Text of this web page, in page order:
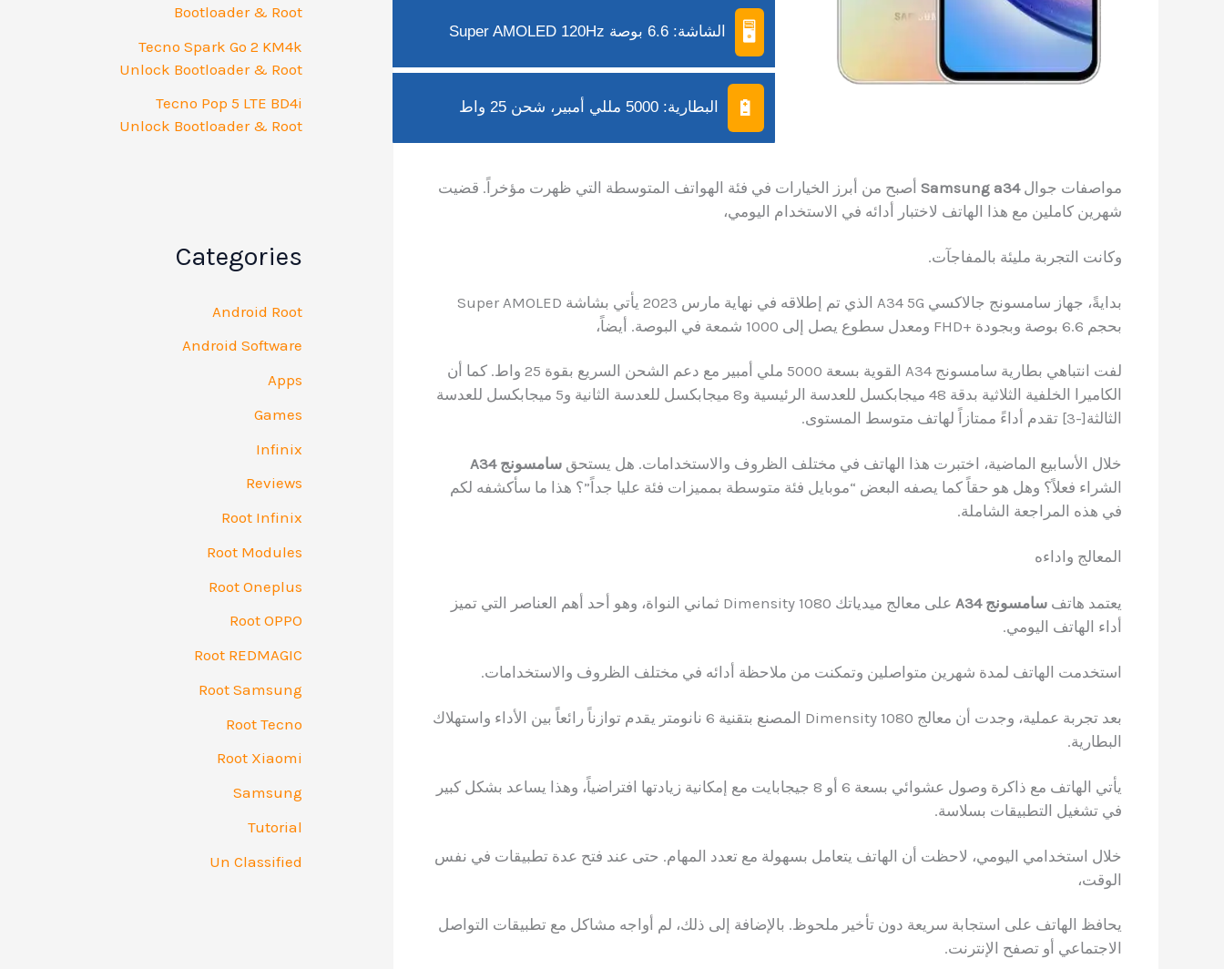
🖥️ الشاشة: 6.6 بوصة Super AMOLED 120Hz
🔋 البطارية: 5000 مللي أمبير، شحن 25 واط
مواصفات جوال Samsung a34
أصبح من أبرز الخيارات في فئة الهواتف المتوسطة التي ظهرت مؤخراً. قضيت
شهرين كاملين مع هذا الهاتف لاختبار أدائه في الاستخدام اليومي،
وكانت التجربة مليئة بالمفاجآت.
بدايةً، جهاز سامسونج جالاكسي A34 5G الذي تم إطلاقه في نهاية مارس 2023 يأتي بشاشة Super AMOLED
بحجم 6.6 بوصة وبجودة +FHD ومعدل سطوع يصل إلى 1000 شمعة في البوصة. أيضاً،
لفت انتباهي بطارية سامسونج A34 القوية بسعة 5000 ملي أمبير مع دعم الشحن السريع بقوة 25 واط. كما أن
الكاميرا الخلفية الثلاثية بدقة 48 ميجابكسل للعدسة الرئيسية و8 ميجابكسل للعدسة الثانية و5 ميجابكسل للعدسة
الثالثة[-3] تقدم أداءً ممتازاً لهاتف متوسط المستوى.
خلال الأسابيع الماضية، اختبرت هذا الهاتف في مختلف الظروف والاستخدامات. هل يستحق سامسونج A34
الشراء فعلاً؟ وهل هو حقاً كما يصفه البعض “موبايل فئة متوسطة بمميزات فئة عليا جداً”؟ هذا ما سأكشفه لكم
في هذه المراجعة الشاملة.
المعالج واداءه
يعتمد هاتف سامسونج A34
على معالج ميدياتك Dimensity 1080 ثماني النواة، وهو أحد أهم العناصر التي تميز
أداء الهاتف اليومي.
استخدمت الهاتف لمدة شهرين متواصلين وتمكنت من ملاحظة أدائه في مختلف الظروف والاستخدامات.
بعد تجربة عملية، وجدت أن معالج Dimensity 1080 المصنع بتقنية 6 نانومتر يقدم توازناً رائعاً بين الأداء واستهلاك
البطارية.
يأتي الهاتف مع ذاكرة وصول عشوائي بسعة 6 أو 8 جيجابايت مع إمكانية زيادتها افتراضياً، وهذا يساعد بشكل كبير
في تشغيل التطبيقات بسلاسة.
خلال استخدامي اليومي، لاحظت أن الهاتف يتعامل بسهولة مع تعدد المهام. حتى عند فتح عدة تطبيقات في نفس
الوقت،
يحافظ الهاتف على استجابة سريعة دون تأخير ملحوظ. بالإضافة إلى ذلك، لم أواجه مشاكل مع تطبيقات التواصل
الاجتماعي أو تصفح الإنترنت.
Bootloader & Root
Tecno Spark Go 2 KM4k
Unlock Bootloader & Root
Tecno Pop 5 LTE BD4i
Unlock Bootloader & Root
Categories
Android Root
Android Software
Apps
Games
Infinix
Reviews
Root Infinix
Root Modules
Root Oneplus
Root OPPO
Root REDMAGIC
Root Samsung
Root Tecno
Root Xiaomi
Samsung
Tutorial
Un Classified